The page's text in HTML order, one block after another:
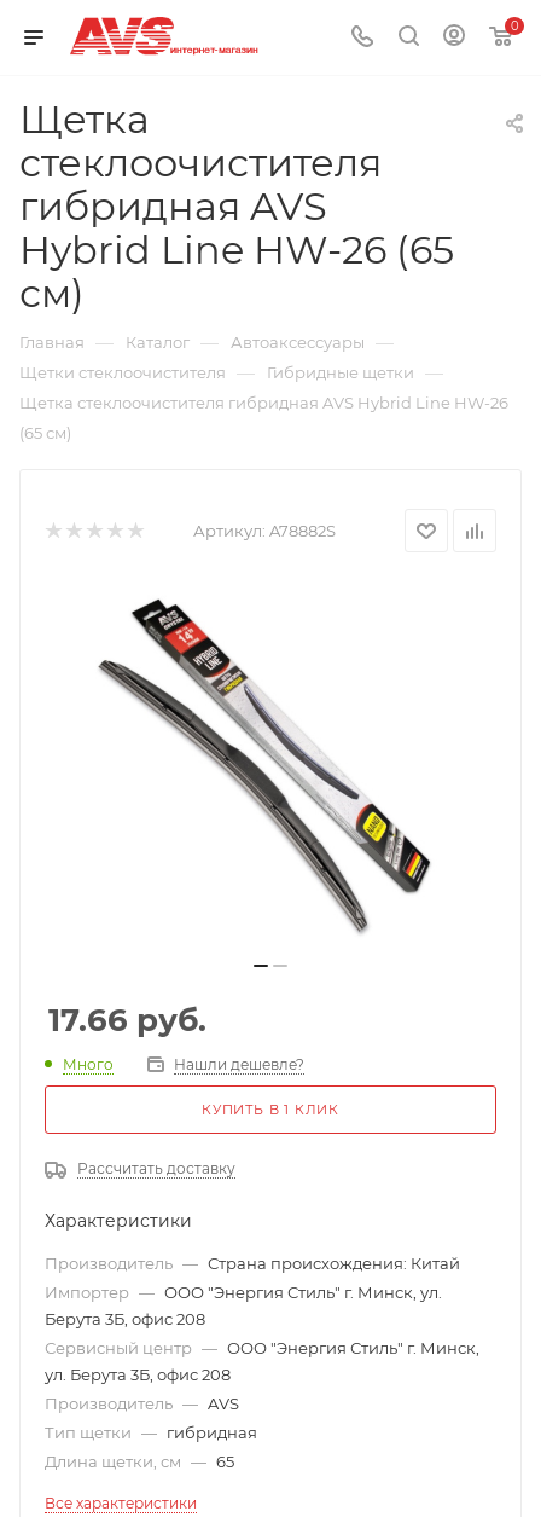
0
Щетка
стеклоочистителя
гибридная AVS
Hybrid Line HW-26 (65
см)
Главная — Каталог — Автоаксессуары —
Щетки стеклоочистителя — Гибридные щетки —
Щетка стеклоочистителя гибридная AVS Hybrid Line HW-26
(65 см)
Артикул: A78882S
17.66 руб.
Много Нашли дешевле?
КУПИТЬ В 1 КЛИК
Рассчитать доставку
Характеристики
Производитель — Страна происхождения: Китай
Импортер — ООО "Энергия Стиль" г. Минск, ул.
Берута 3Б, офис 208
Сервисный центр — ООО "Энергия Стиль" г. Минск,
ул. Берута 3Б, офис 208
Производитель — AVS
Тип щетки — гибридная
Длина щетки, см — 65
Все характеристики